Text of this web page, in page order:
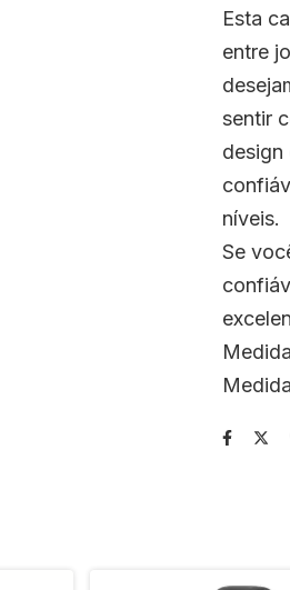
Esta
entre
sentir
design
níveis.
Se